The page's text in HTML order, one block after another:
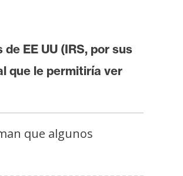
EE UU (IRS, por sus
que le permitiría ver
que algunos